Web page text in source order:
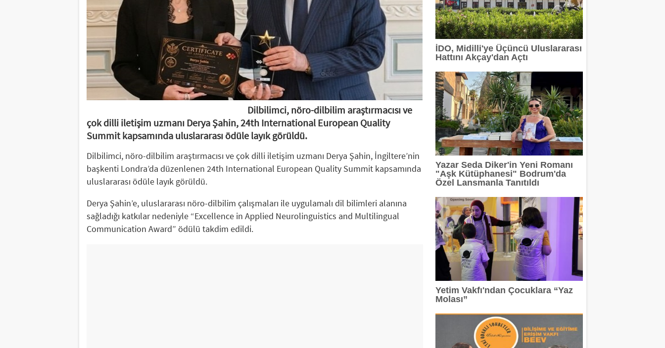
: TGC 2026 Sedat Simavi Ödülleri'ne başvurular devam ediyor
13:36: Tasarım, teknoloji ve profesyonel etkileşim Geberit Info Showroom'da buluştu
13:27: TİBET MAKİNA'YA AS9100 ONAYI
12:23 : Ünlü tasarımcı Ross Lovegrove, FDI İstanbul'da tasarımın geleceğini anlatacak
12:07: Saç bakımında kişiselleşme dönemi
11:34: PASHA Bank aktiflerini yüzde 16,1 büyüterek 17,2 milyar TL'ye taşıdı
11:33 : VARTA, Merrell İstanbul Ultra'nın Ana Sponsorları Arasında
Dilbilimci, nöro-dilbilim araştırmacısı ve
çok dilli iletişim uzmanı Derya Şahin, 24th International European Quality
Summit kapsamında uluslararası ödüle layık görüldü.
Dilbilimci, nöro-dilbilim araştırmacısı ve çok dilli iletişim uzmanı Derya Şahin, İngiltere’nin
başkenti Londra’da düzenlenen 24th International European Quality Summit kapsamında
uluslararası ödüle layık görüldü.
Derya Şahin’e, uluslararası nöro-dilbilim çalışmaları ile uygulamalı dil bilimleri alanına
sağladığı katkılar nedeniyle “Excellence in Applied Neurolinguistics and Multilingual
Communication Award” ödülü takdim edildi.
İDO, Midilli'ye Üçüncü Uluslararası
Hattını Akçay'dan Açtı
Yazar Seda Diker'in Yeni Romanı
"Aşk Kütüphanesi" Bodrum'da
Özel Lansmanla Tanıtıldı
Yetim Vakfı'ndan Çocuklara “Yaz
Molası”